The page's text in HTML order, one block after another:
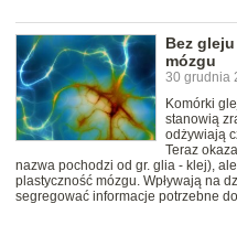
Bez
mózgu
30 grudnia
Komórki
stanowią
odżywiają
Teraz
nazwa pochodzi od gr. glia - klej),
plastyczność mózgu. Wpływają na
segregować informacje potrzebne